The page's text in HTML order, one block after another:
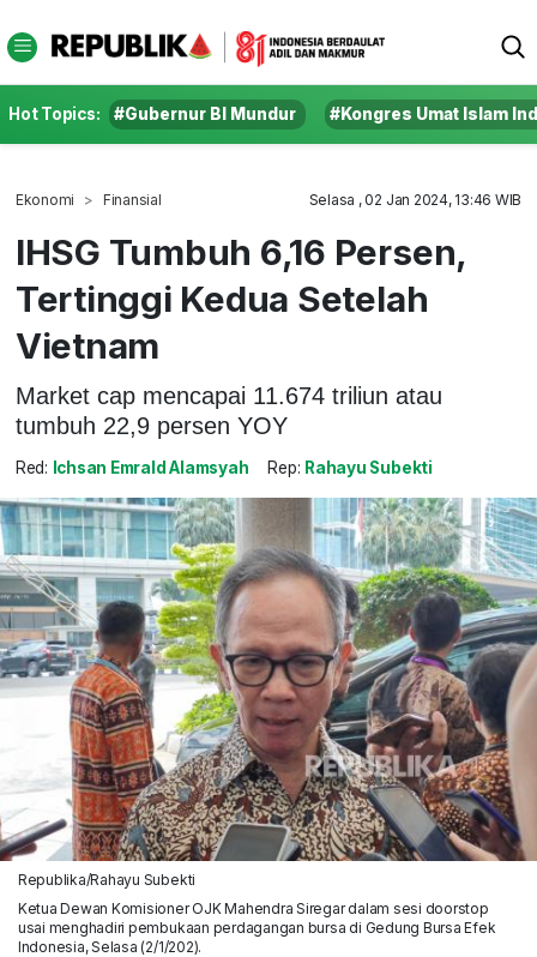
Hot Topics: #Gubernur BI Mundur #Kongres Umat Islam
Ekonomi Finansial Selasa , 02 Jan 2024, 13:46 WIB
IHSG Tumbuh 6,16 Persen,
Tertinggi Kedua Setelah
Vietnam
Market cap mencapai 11.674 triliun atau
tumbuh 22,9 persen YOY
Red: Ichsan Emrald Alamsyah Rep: Rahayu Subekti
Republika/Rahayu Subekti
Ketua Dewan Komisioner OJK Mahendra Siregar dalam sesi doorstop
usai menghadiri pembukaan perdagangan bursa di Gedung Bursa Efek
Indonesia, Selasa (2/1/202).